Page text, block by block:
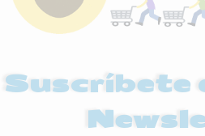
Suscríbete